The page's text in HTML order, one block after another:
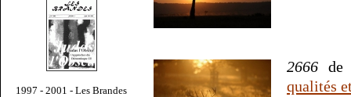
1997 - 2001 - Les Brandes
2666 de
qualités